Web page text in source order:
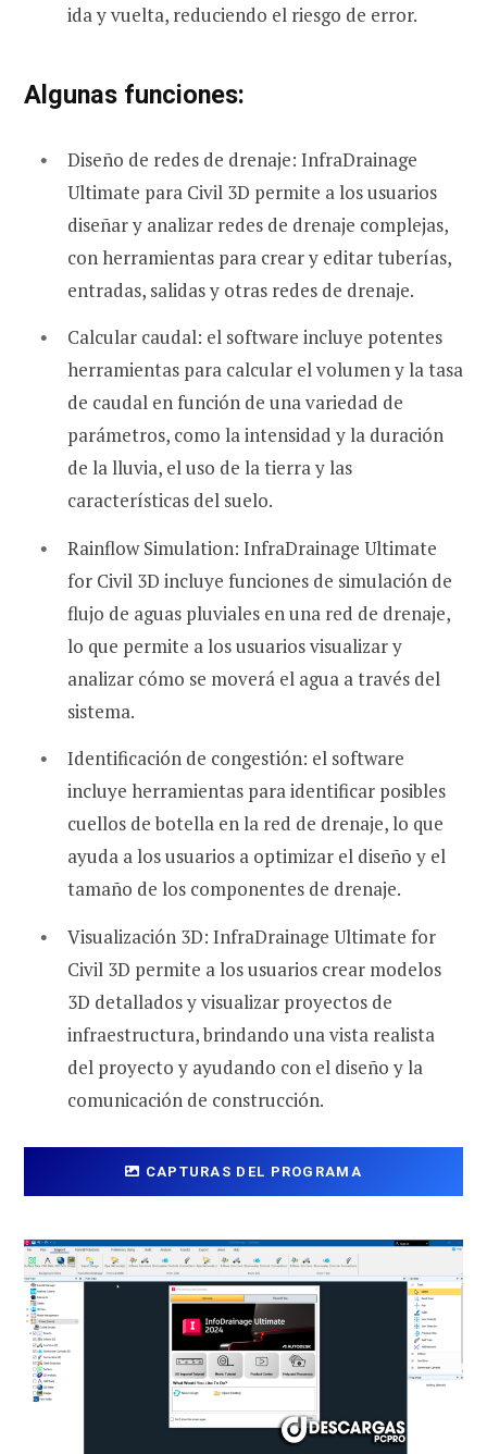
ida y vuelta, reduciendo el riesgo de error.
Algunas funciones:
Diseño de redes de drenaje: InfraDrainage
Ultimate para Civil 3D permite a los usuarios
diseñar y analizar redes de drenaje complejas,
con herramientas para crear y editar tuberías,
entradas, salidas y otras redes de drenaje.
Calcular caudal: el software incluye potentes
herramientas para calcular el volumen y la tasa
de caudal en función de una variedad de
parámetros, como la intensidad y la duración
de la lluvia, el uso de la tierra y las
características del suelo.
Rainflow Simulation: InfraDrainage Ultimate
for Civil 3D incluye funciones de simulación de
flujo de aguas pluviales en una red de drenaje,
lo que permite a los usuarios visualizar y
analizar cómo se moverá el agua a través del
sistema.
Identificación de congestión: el software
incluye herramientas para identificar posibles
cuellos de botella en la red de drenaje, lo que
ayuda a los usuarios a optimizar el diseño y el
tamaño de los componentes de drenaje.
Visualización 3D: InfraDrainage Ultimate for
Civil 3D permite a los usuarios crear modelos
3D detallados y visualizar proyectos de
infraestructura, brindando una vista realista
del proyecto y ayudando con el diseño y la
comunicación de construcción.
CAPTURAS DEL PROGRAMA